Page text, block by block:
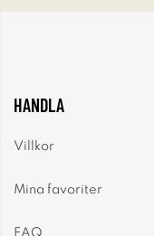
HANDLA
Villkor
Mina favoriter
FAQ